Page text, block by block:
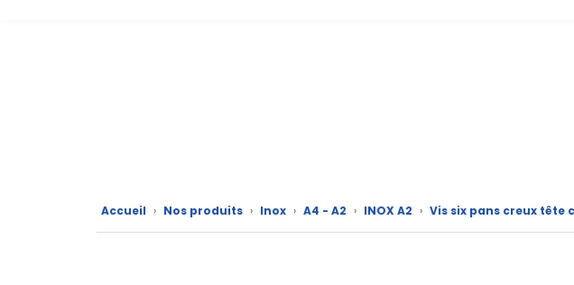
produits
CAD/3D
Accueil › Nos produits › Inox › A4 - A2 › INOX A2 › Vis six pans creux tête